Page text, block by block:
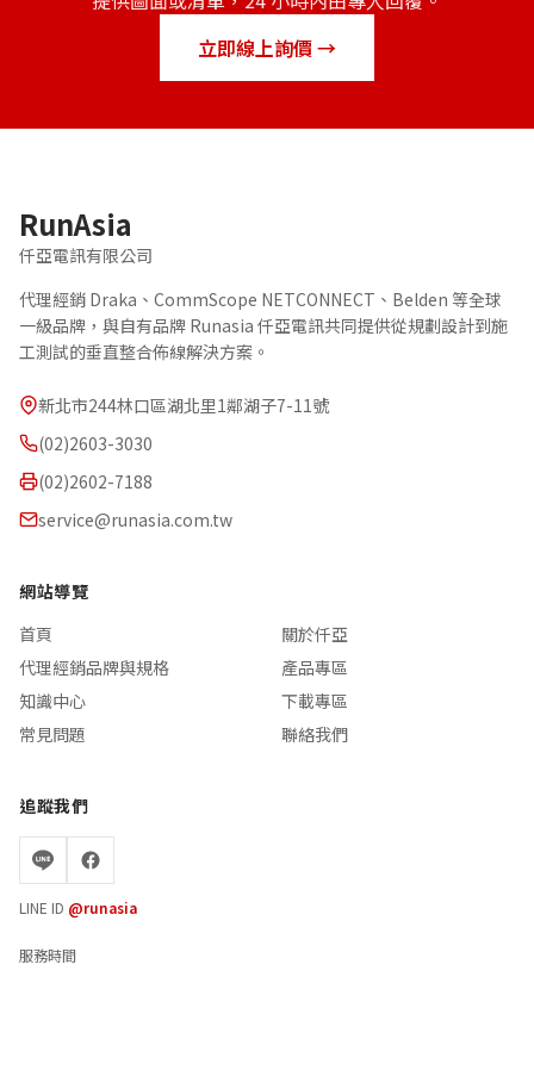
立即線上詢價 →
RunAsia
仟亞電訊有限公司
代理經銷 Draka、CommScope NETCONNECT、Belden 等全球
一級品牌，與自有品牌 Runasia 仟亞電訊共同提供從規劃設計到施
工測試的垂直整合佈線解決方案。
新北市244林口區湖北里1鄰湖子7-11號
(02)2603-3030
(02)2602-7188
service@runasia.com.tw
網站導覽
首頁
關於仟亞
代理經銷品牌與規格
產品專區
知識中心
下載專區
常見問題
聯絡我們
追蹤我們
LINE ID @runasia
服務時間